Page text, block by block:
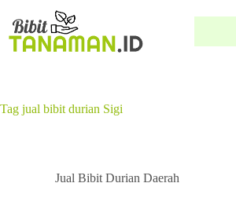
Tag jual bibit durian Sigi
Jual Bibit Durian Daerah